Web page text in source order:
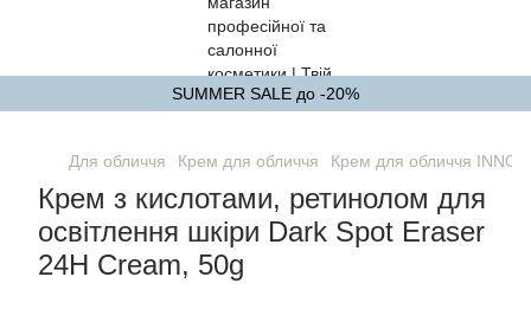
SUMMER SALE до -20%
Для обличчя Крем для обличчя Крем для обличчя
Крем з кислотами, ретинолом для
освітлення шкіри Dark Spot Eraser
24H Cream, 50g